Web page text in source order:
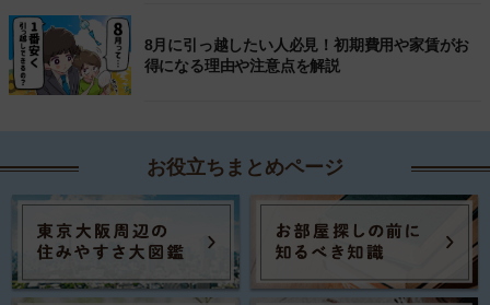
8月に引っ越したい人必見！初期費用や家賃がお
得になる理由や注意点を解説
お役立ちまとめページ